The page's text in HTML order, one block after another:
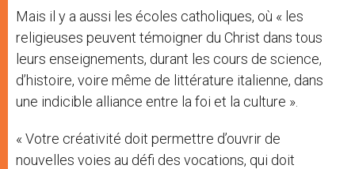
Mais il y a aussi les écoles catholiques, où « les
religieuses peuvent témoigner du Christ dans tous
leurs enseignements, durant les cours de science,
d’histoire, voire même de littérature italienne, dans
une indicible alliance entre la foi et la culture ».
« Votre créativité doit permettre d’ouvrir de
nouvelles voies au défi des vocations, qui doit